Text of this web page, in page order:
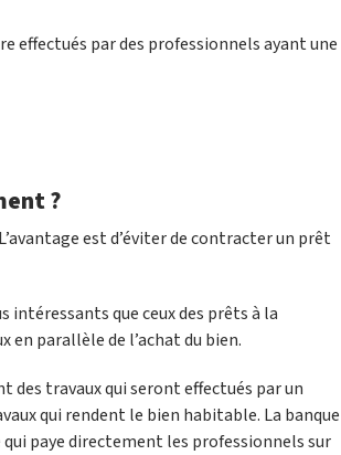
effectués par des professionnels ayant une
?
est d’éviter de contracter un prêt
intéressants que ceux des prêts à la
parallèle de l’achat du bien.
travaux qui seront effectués par un
qui rendent le bien habitable. La banque
qui paye directement les professionnels sur